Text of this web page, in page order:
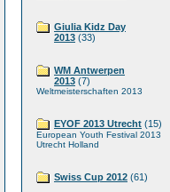
Giulia Kidz Day
2013 (33)
WM Antwerpen
2013 (7)
Weltmeisterschaften 2013
EYOF 2013 Utrecht (15)
European Youth Festival 2013
Utrecht Holland
Swiss Cup 2012 (61)